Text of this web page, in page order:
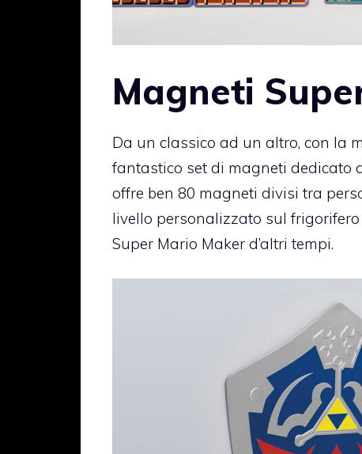
Magneti
Da un classico ad un altro, con la
fantastico set di magneti dedicato
offre ben 80 magneti divisi tra
livello personalizzato sul
Super Mario Maker d’altri tempi.